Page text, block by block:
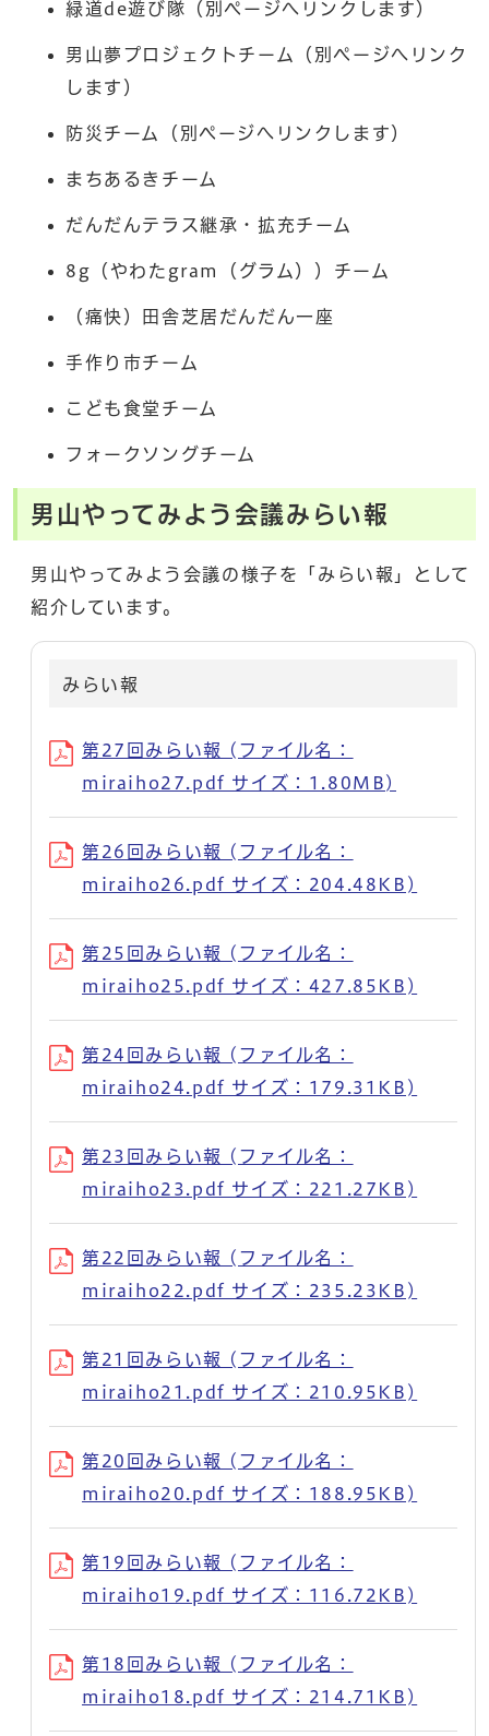
緑道de遊び隊（別ページへリンクします）
男山夢プロジェクトチーム（別ページへリンク
します）
防災チーム（別ページへリンクします）
まちあるきチーム
だんだんテラス継承・拡充チーム
8g（やわたgram（グラム））チーム
（痛快）田舎芝居だんだん一座
手作り市チーム
こども食堂チーム
フォークソングチーム
男山やってみよう会議みらい報
男山やってみよう会議の様子を「みらい報」として
紹介しています。
みらい報
第27回みらい報 (ファイル名：
miraiho27.pdf サイズ：1.80MB)
第26回みらい報 (ファイル名：
miraiho26.pdf サイズ：204.48KB)
第25回みらい報 (ファイル名：
miraiho25.pdf サイズ：427.85KB)
第24回みらい報 (ファイル名：
miraiho24.pdf サイズ：179.31KB)
第23回みらい報 (ファイル名：
miraiho23.pdf サイズ：221.27KB)
第22回みらい報 (ファイル名：
miraiho22.pdf サイズ：235.23KB)
第21回みらい報 (ファイル名：
miraiho21.pdf サイズ：210.95KB)
第20回みらい報 (ファイル名：
miraiho20.pdf サイズ：188.95KB)
第19回みらい報 (ファイル名：
miraiho19.pdf サイズ：116.72KB)
第18回みらい報 (ファイル名：
miraiho18.pdf サイズ：214.71KB)